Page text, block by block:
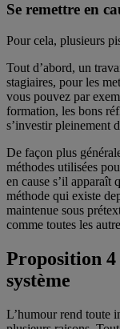
Se remettre en
Pour cela, plusieurs
Tout d’abord, un
stagiaires, pour les
vous pouvez par
formation, les bons
s’investir pleinement
De façon plus
méthodes utilisées
en cause s’il apparaît
méthode qui existe
maintenue sous
comme toutes les
Proposition 4
système
L’humour rend toute